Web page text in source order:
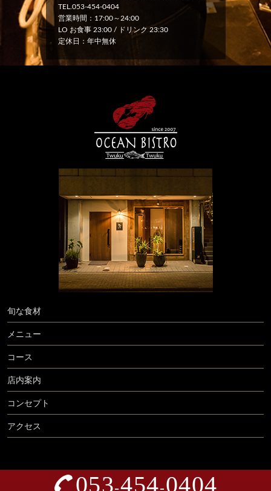
TEL.053-454-0404
営業時間：17:00～24:00
LO お食事 23:00 / ドリンク 23:30
定休日：年中無休
旬な食材
メニュー
コース
店内案内
コンセプト
アクセス
053 454 0404